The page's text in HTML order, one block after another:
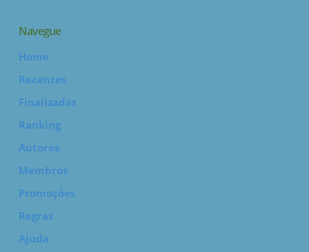
Navegue
Home
Recentes
Finalizadas
Ranking
Autores
Membros
Promoções
Regras
Ajuda